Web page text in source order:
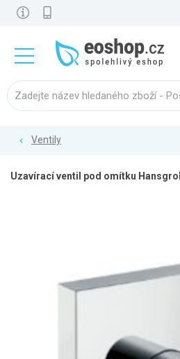
Ventily
Uzavírací ventil pod omítku